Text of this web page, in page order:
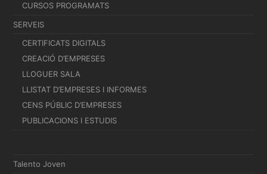
CURSOS PROGRAMATS
SERVEIS
CERTIFICATS DIGITALS
CREACIÓ D’EMPRESES
LLOGUER SALA
LLISTAT D’EMPRESES I INFORMES
CENS PÚBLIC D’EMPRESES
PUBLICACIONS I ESTUDIS
Talento Joven